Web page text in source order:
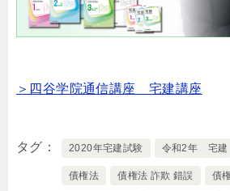
＞四谷学院通信講座 宅建講座
タグ 2020年宅建試験 令和2年 宅建
債権法 債権法 詐欺 錯誤 債